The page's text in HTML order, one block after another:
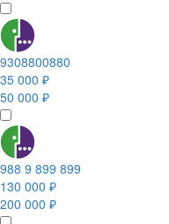
9308800880
35 000 ₽
50 000 ₽
988 9 899 899
130 000 ₽
200 000 ₽